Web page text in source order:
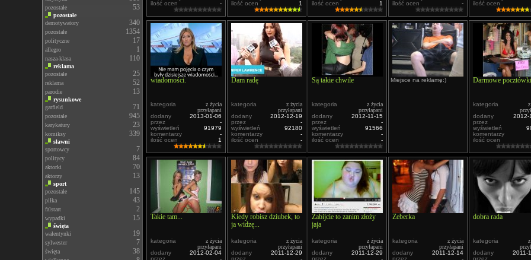
pozostałe 53
pozostałe
demotywatory
340
pozostałe 1354
polityczne 17
allegro 1
nasza-klasa 110
reklama
pozostałe
25
reklama 52
parodie 13
rysunkowe
garfield
71
pozostałe 945
karykatury 23
komiksy 339
sławni
sportowcy
7
politycy 84
aktorki 70
aktorzy 13
sport
pozostałe
145
piłka 43
falstart 2
wypadki 15
święta
walentynki
19
sylwester 7
święta 38
ilość ocen
-
ilość ocen
1
ilość ocen
1
ilość ocen
-
ilość ocen
wiadomości.
kategoria
z życia
przyłapani
dodany
2013-01-06
przez
-
wyświetleń
91979
komentarzy
-
ilość ocen
1
Dam radę
kategoria
z życia
przyłapani
dodany
2012-12-19
przez
-
wyświetleń
92180
komentarzy
-
ilość ocen
-
Są takie chwile
kategoria
z życia
przyłapani
dodany
2012-11-15
przez
-
wyświetleń
91566
komentarzy
-
ilość ocen
-
Miejsce na reklamę:) Darmowe pocztówki
kategoria
dodany
2012-
przez
wyświetleń
komentarzy
ilość ocen
Takie tam...
kategoria
z życia
przyłapani
dodany
2012-02-04
przez
-
Kiedy robisz dziubek, to
ja widzę...
kategoria
z życia
przyłapani
dodany
2011-12-29
przez
-
Zabijcie to zanim złoży
jaja
kategoria
z życia
przyłapani
dodany
2011-12-29
przez
-
Zeberka
kategoria
z życia
przyłapani
dodany
2011-12-14
przez
-
dobra rada
kategoria
dodany
2011-
przez